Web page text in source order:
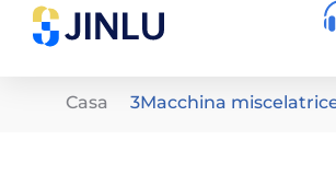
Casa 3Macchina